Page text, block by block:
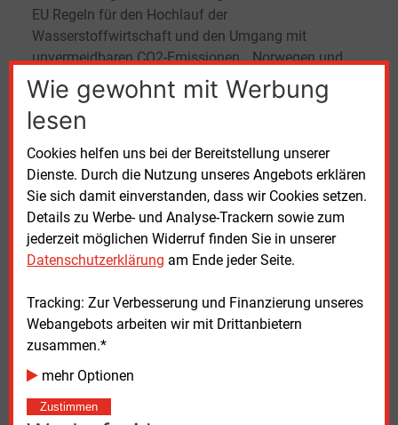
Wie gewohnt mit Werbung
lesen
Cookies helfen uns bei der Bereitstellung unserer
Dienste. Durch die Nutzung unseres Angebots erklären
Sie sich damit einverstanden, dass wir Cookies setzen.
Details zu Werbe- und Analyse-Trackern sowie zum
jederzeit möglichen Widerruf finden Sie in unserer
Datenschutzerklärung am Ende jeder Seite.
Tracking: Zur Verbesserung und Finanzierung unseres
Webangebots arbeiten wir mit Drittanbietern
zusammen.*
mehr Optionen
Zustimmen
EU Regeln für den Hochlauf der
Wasserstoffwirtschaft und den Umgang mit
unvermeidbaren CO2-Emissionen. „Norwegen und
Dänemark bieten CO2-Lagerstätten an, aber der
grenzüberschreitende Transport ist noch nicht
gestattet“, mahnte Blume-Werry.
Für das Bundeswirtschaftsministerium (BMWK)
versicherte der Referent für Ökonomische Fragen der
Energiewende, Jan Klatt, dass gerade für das
Management sogenannter unvermeidbarer
Treibhausgasemissionen Lösungen erarbeitet
würden. Auch das Klimageld als Ausgleich der
Finanzministerium in Arbeit.